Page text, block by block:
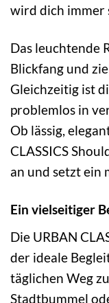
wird dich immer
Das leuchtende
Blickfang und
Gleichzeitig ist
problemlos in
Ob lässig,
CLASSICS
an und setzt ein
Ein vielseitiger
Die URBAN
der ideale
täglichen Weg
Stadtbummel